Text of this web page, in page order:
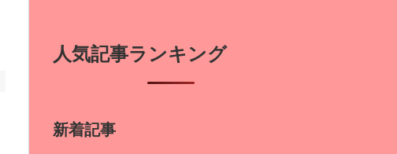
人気記事ランキング
新着記事